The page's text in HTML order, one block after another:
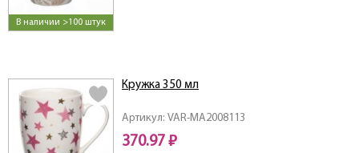
В наличии >100 штук
Артикул: VAR-MA2008113
Кружка 350 мл
370.97 ₽